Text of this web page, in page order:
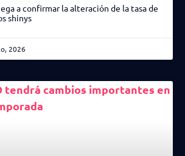
a confirmar la alteración de la tasa de
shinys
2026